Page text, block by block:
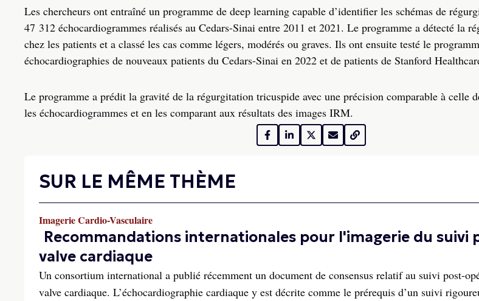
Les chercheurs ont entraîné un programme de deep learning capable d’identifier les schémas de
47 312 échocardiogrammes réalisés au Cedars-Sinai entre 2011 et 2021. Le programme a détecté la
chez les patients et a classé les cas comme légers, modérés ou graves. Ils ont ensuite testé le
échocardiographies de nouveaux patients du Cedars-Sinai en 2022 et de patients de Stanford
Le programme a prédit la gravité de la régurgitation tricuspide avec une précision comparable à celle
les échocardiogrammes et en les comparant aux résultats des images IRM.
SUR LE MÊME THÈME
Imagerie Cardio-Vasculaire
Recommandations internationales pour l'imagerie du suivi
valve cardiaque
Un consortium international a publié récemment un document de consensus relatif au suivi post-
valve cardiaque. L’échocardiographie cardiaque y est décrite comme le prérequis d’un suivi